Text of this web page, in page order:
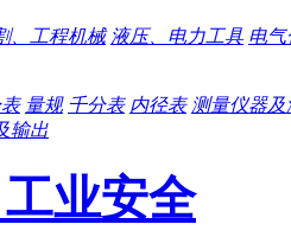
、工程机械 液压、电力工具 电气
量规 千分表 内径表 测量仪器及
输出
业安全